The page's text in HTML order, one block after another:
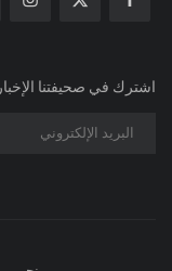
اشترك في صحيفتنا